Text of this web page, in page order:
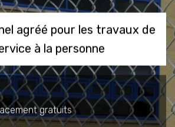
agréé pour les travaux de
à la personne
gratuits